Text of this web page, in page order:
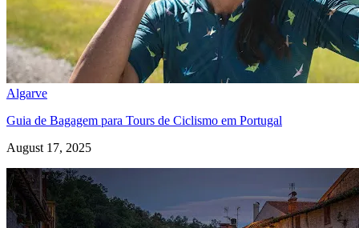
Algarve
Guia de Bagagem para Tours de Ciclismo em Portugal
August 17, 2025